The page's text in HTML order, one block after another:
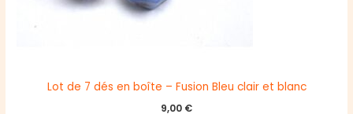
Lot de 7 dés en boîte – Fusion Bleu clair et blanc
9,00 €